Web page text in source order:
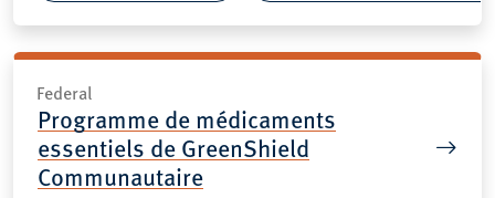
Federal
Programme de médicaments
essentiels de GreenShield
Communautaire